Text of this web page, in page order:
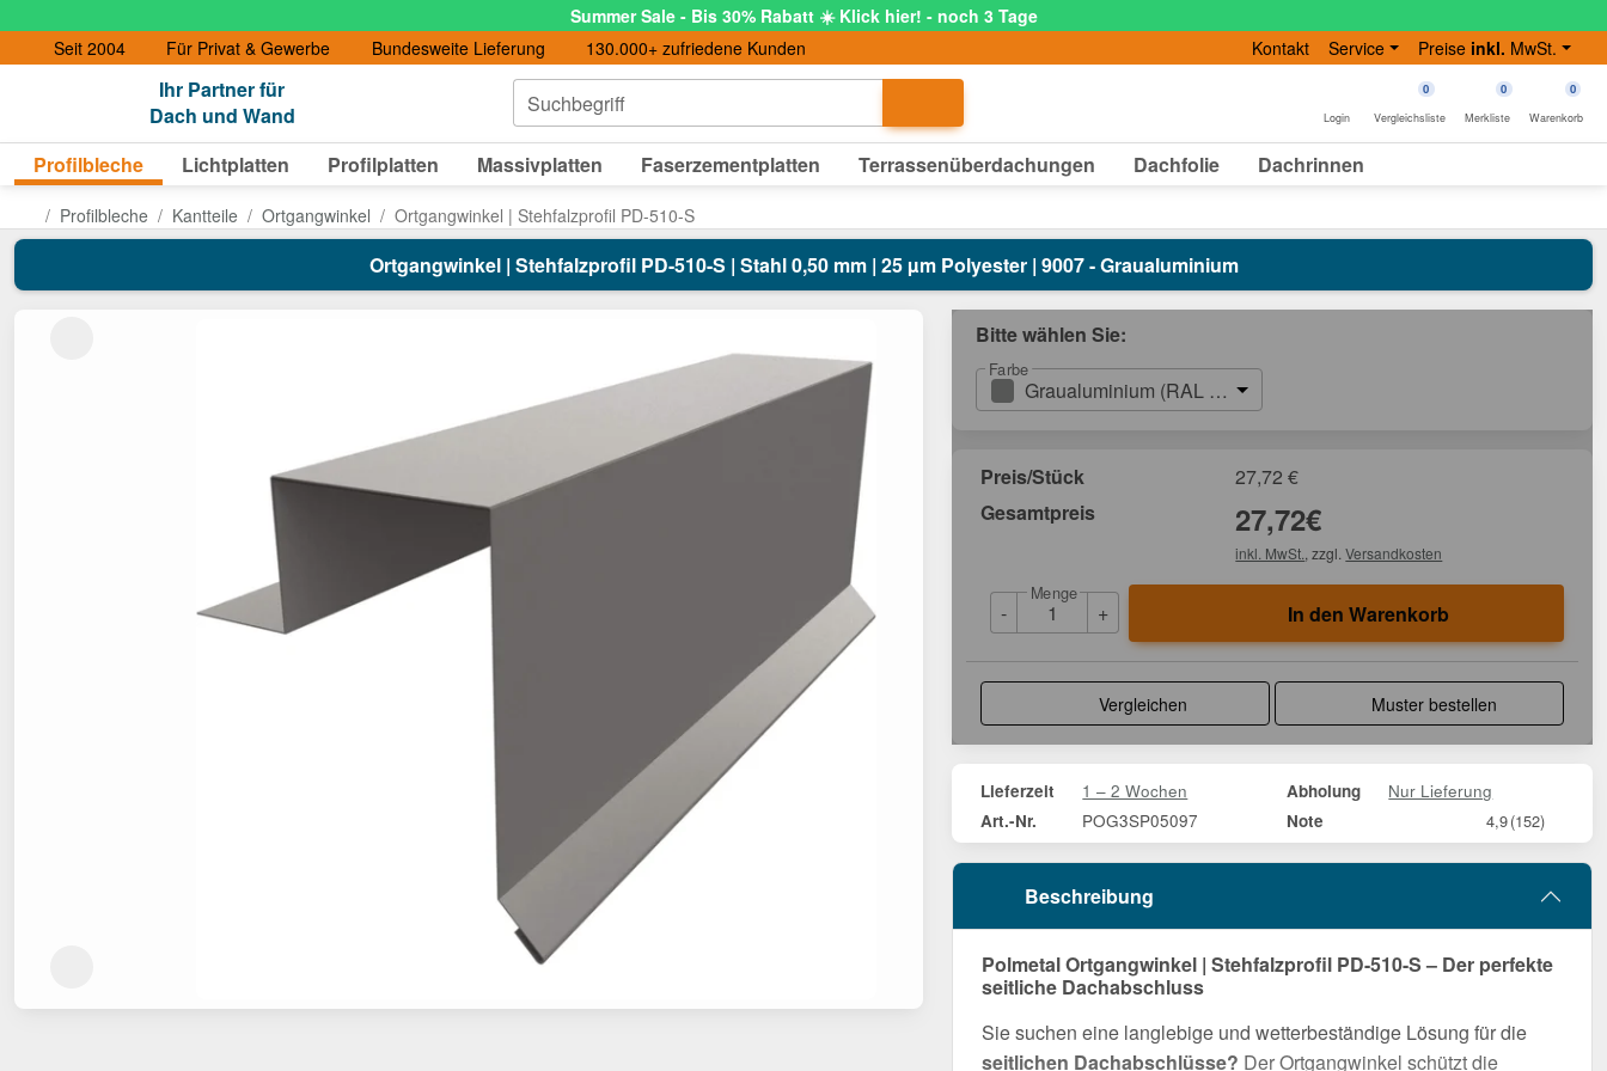
Summer Sale - Bis 30% Rabatt ☀️ Klick hier! - noch 3 Tage
Seit 2004
Für Privat & Gewerbe Bundesweite Lieferung 130.000+ zufriedene Kunden Kontakt Service Preise inkl. MwSt.
Ihr Partner für
Dach und Wand
Suchbegriff
Login
0
Vergleichsliste
0
Merkliste
0
Warenkorb
Profilbleche Lichtplatten Profilplatten Massivplatten Faserzementplatten Terrassenüberdachungen Dachfolie Dachrinnen
Profilbleche Kantteile Ortgangwinkel Ortgangwinkel | Stehfalzprofil PD-510-S
Ortgangwinkel | Stehfalzprofil PD-510-S | Stahl 0,50 mm | 25 µm Polyester | 9007 - Graualuminium
Bitte wählen Sie:
Farbe
Graualuminium (RAL 9007)
Preis/Stück 27,72 €
Gesamtpreis
27,72€
inkl. MwSt. , zzgl.Versandkosten
-
Menge
+ In den Warenkorb
Vergleichen Muster bestellen
Lieferzeit 1 – 2 Wochen Abholung Nur Lieferung
Art.-Nr. POG3SP05097 Note 4,9(152)
Beschreibung
Polmetal Ortgangwinkel | Stehfalzprofil PD-510-S – Der perfekte
seitliche Dachabschluss
Sie suchen eine langlebige und wetterbeständige Lösung für die
seitlichen Dachabschlüsse? Der Ortgangwinkel schützt die